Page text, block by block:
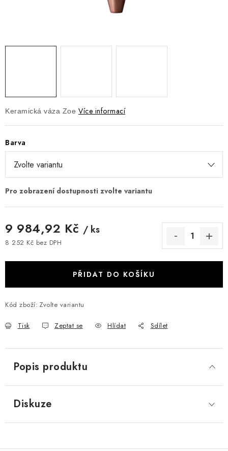
Keramická váza Zoe Více informací
Barva
9 984,92 Kč / ks
8 252 Kč bez DPH
PŘIDAT DO KOŠÍKU
Kód zboží: Zvolte variantu
Tisk Zeptat se Hlídat Sdílet
Popis produktu
Diskuze